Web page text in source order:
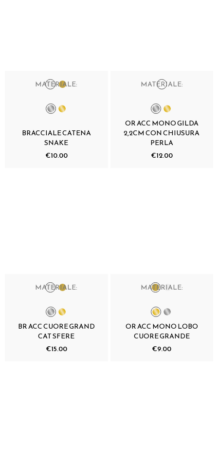
MATERIALE:
BRACCIALE CATENA
SNAKE
€10.00
MATERIALE:
OR ACC MONO GILDA
2,2CM CON CHIUSURA
PERLA
€12.00
MATERIALE:
BR ACC CUORE GRAND
CAT SFERE
€15.00
MATERIALE:
OR ACC MONO LOBO
CUORE GRANDE
€9.00